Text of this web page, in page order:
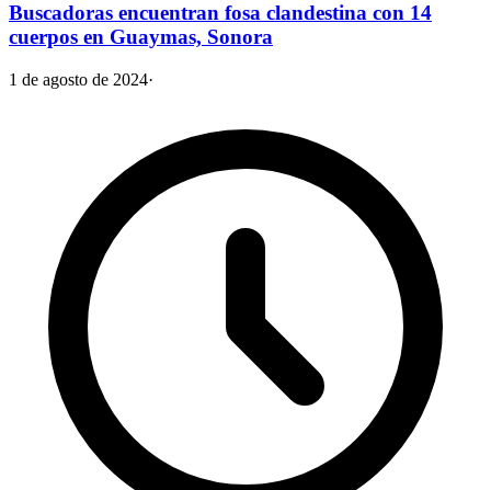
Buscadoras encuentran fosa clandestina con 14
cuerpos en Guaymas, Sonora
1 de agosto de 2024·